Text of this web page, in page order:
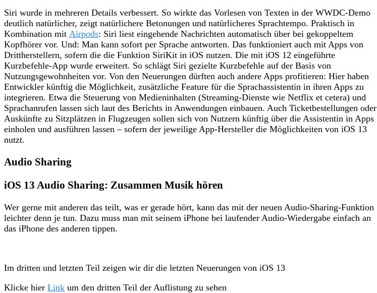
Siri wurde in mehreren Details verbessert. So wirkte das Vorlesen von Texten in der WWDC-Demo
deutlich natürlicher, zeigt natürlichere Betonungen und natürlicheres Sprachtempo. Praktisch in
Kombination mit Airpods: Siri liest eingehende Nachrichten automatisch über bei gekoppeltem
Kopfhörer vor. Und: Man kann sofort per Sprache antworten. Das funktioniert auch mit Apps von
Drittherstellern, sofern die die Funktion SiriKit in iOS nutzen. Die mit iOS 12 eingeführte
Kurzbefehle-App wurde erweitert. So schlägt Siri gezielte Kurzbefehle auf der Basis von
Nutzungsgewohnheiten vor. Von den Neuerungen dürften auch andere Apps profitieren: Hier haben
Entwickler künftig die Möglichkeit, zusätzliche Feature für die Sprachassistentin in ihren Apps zu
integrieren. Etwa die Steuerung von Medieninhalten (Streaming-Dienste wie Netflix et cetera) und
Sprachanrufen lassen sich laut des Berichts in Anwendungen einbauen. Auch Ticketbestellungen oder
Auskünfte zu Sitzplätzen in Flugzeugen sollen sich von Nutzern künftig über die Assistentin in Apps
einholen und ausführen lassen – sofern der jeweilige App-Hersteller die Möglichkeiten von iOS 13
nutzt.
Audio Sharing
iOS 13 Audio Sharing: Zusammen Musik hören
Wer gerne mit anderen das teilt, was er gerade hört, kann das mit der neuen Audio-Sharing-Funktion
leichter denn je tun. Dazu muss man mit seinem iPhone bei laufender Audio-Wiedergabe einfach an
das iPhone des anderen tippen.
Im dritten und letzten Teil zeigen wir dir die letzten Neuerungen von iOS 13
Klicke hier Link um den dritten Teil der Auflistung zu sehen